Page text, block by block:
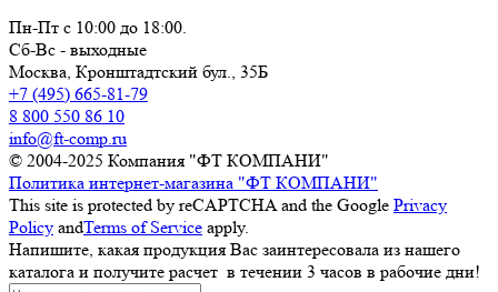
Пн-Пт с 10:00 до 18:00.
Сб-Вс - выходные
Москва, Кронштадтский бул., 35Б
+7 (495) 665-81-79
8 800 550 86 10
info@ft-comp.ru
© 2004-2025 Компания "ФТ КОМПАНИ"
Политика интернет-магазина "ФТ КОМПАНИ"
This site is protected by reCAPTCHA and the Google Privacy
Policy andTerms of Service apply.
Напишите, какая продукция Вас заинтересовала из нашего
каталога и получите расчет в течении 3 часов в рабочие дни!